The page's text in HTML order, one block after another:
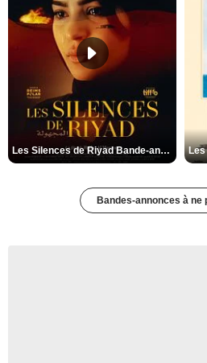
Les Silences de Riyad Bande-annonce VO STFR
Bandes-annonces à ne